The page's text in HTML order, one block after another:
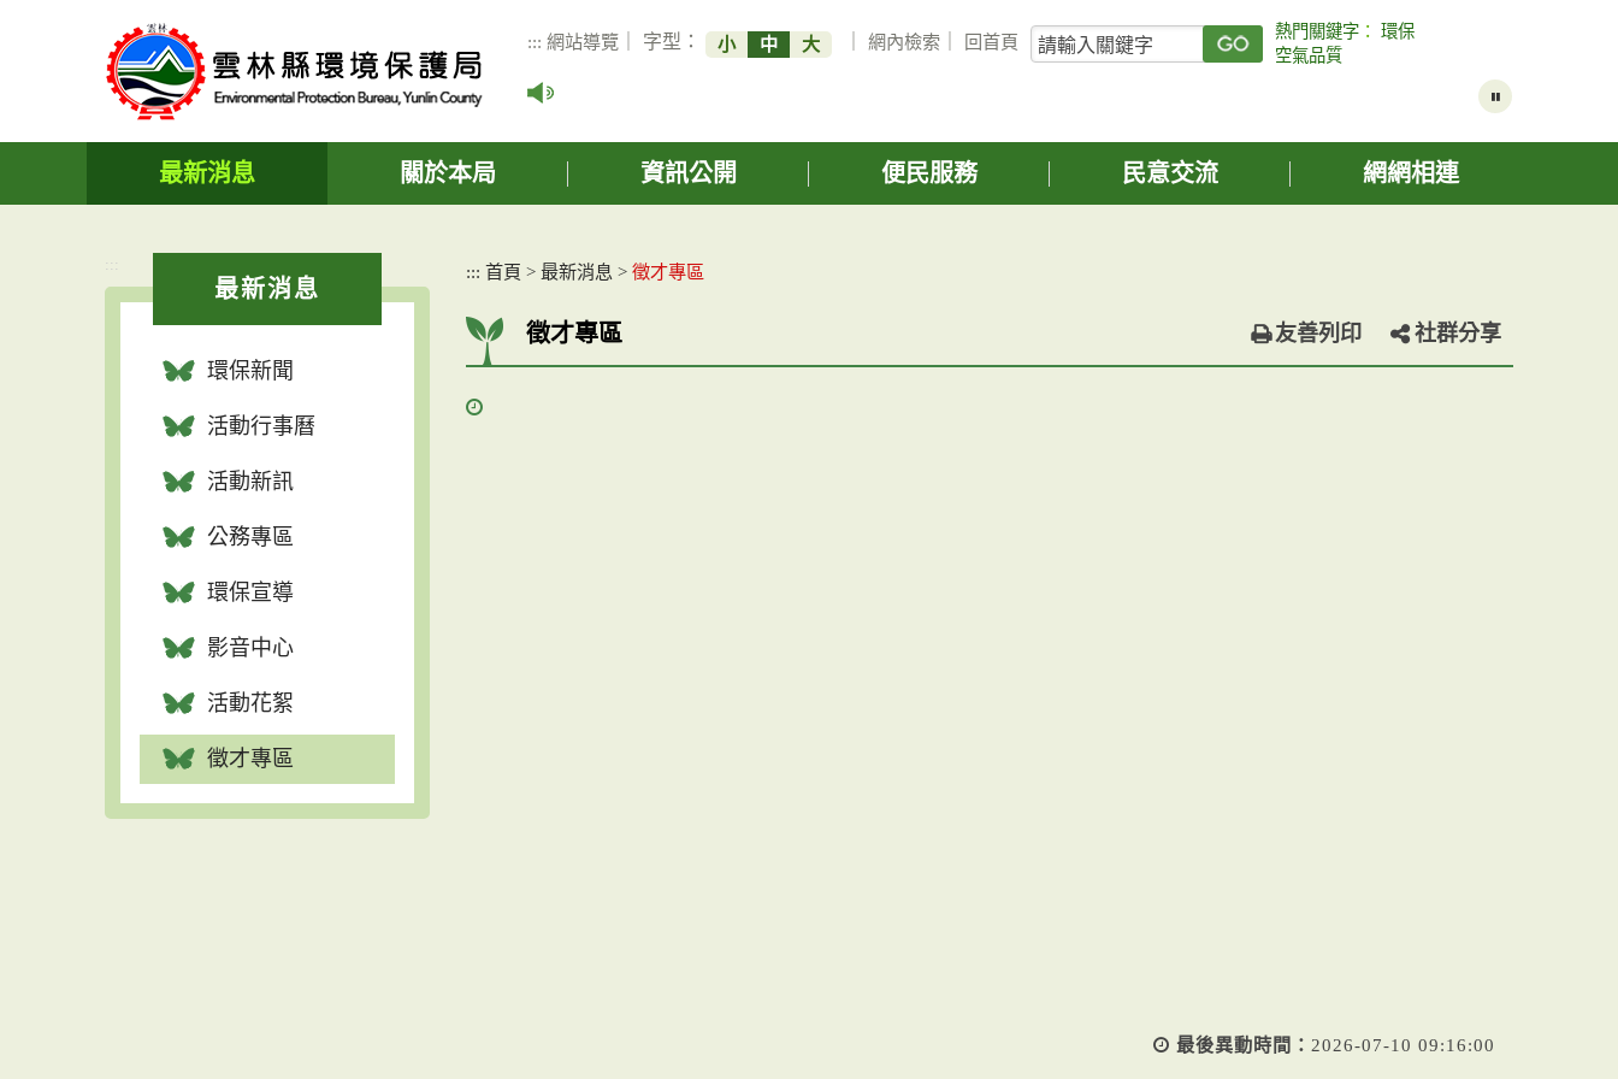
容
::: 網站導覽 ｜ 字型： 小 中 大 ｜網內檢索 回首頁
關
鍵
詢
熱門關鍵字 ：環保
空氣品質
最新消息 關於本局 資訊公開 便民服務 民意交流 網網相連
:::
最新消息
環保新聞
活動行事曆
活動新訊
公務專區
環保宣導
影音中心
活動花絮
徵才專區
::: 首頁 > 最新消息 > 徵才專區
徵才專區 友善列印 社群分享
最後異動時間： 2026-07-10 09:16:00